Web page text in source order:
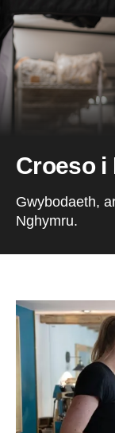
Croeso i
Gwybodaeth,
Nghymru.